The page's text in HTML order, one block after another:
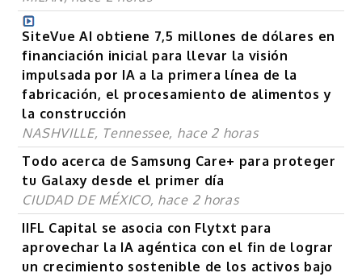
SiteVue AI obtiene 7,5 millones de dólares en
financiación inicial para llevar la visión
impulsada por IA a la primera línea de la
fabricación, el procesamiento de alimentos y
la construcción
NASHVILLE, Tennessee, hace 2 horas
Todo acerca de Samsung Care+ para proteger
tu Galaxy desde el primer día
CIUDAD DE MÉXICO, hace 2 horas
IIFL Capital se asocia con Flytxt para
aprovechar la IA agéntica con el fin de lograr
un crecimiento sostenible de los activos bajo